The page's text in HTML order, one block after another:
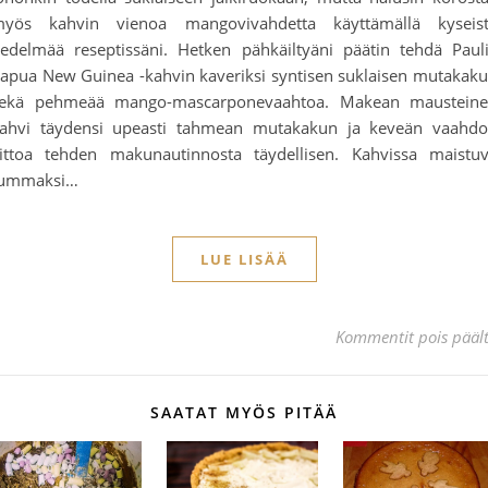
kahvin vienoa mangovivahdetta käyttämällä
reseptissäni. Hetken pähkäiltyäni päätin tehdä
New Guinea -kahvin kaveriksi syntisen suklaisen
pehmeää mango-mascarponevaahtoa. Makean
täydensi upeasti tahmean mutakakun ja keveän
tehden makunautinnosta täydellisen. Kahvissa
LUE LISÄÄ
Kommentit pois
SAATAT MYÖS PITÄÄ